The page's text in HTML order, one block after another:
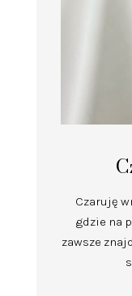
Czaruję
gdzie na
zawsze